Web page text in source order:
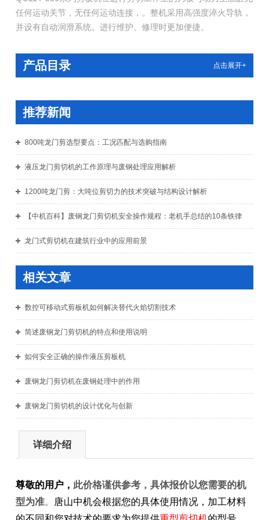
任何运动关节，无任何运动连接，。整机采用高强度淬火导轨，
并设有自动润滑系统。进行维护、修理时更加便捷。
产品目录 点击展开+
推荐新闻
800吨龙门剪选型要点：工况匹配与选购指南
液压龙门剪切机的工作原理与废钢处理应用解析
1200吨龙门剪：大吨位剪切力的技术突破与结构设计解析
【中机百科】废钢龙门剪切机安全操作规程：老机手总结的10条铁律
龙门式剪切机在建筑行业中的应用前景
相关文章
数控可移动式剪板机如何解决替代火焰切割技术
简述废钢龙门剪切机的特点和使用说明
如何安全正确的操作液压剪板机
废钢龙门剪切机在废钢处理中的作用
废钢龙门剪切机的设计优化与创新
详细介绍
尊敬的用户， 此价格谨供参考，具体报价以您需要的机
型为准。 唐山中机会根据您的具体使用情况，加工材料